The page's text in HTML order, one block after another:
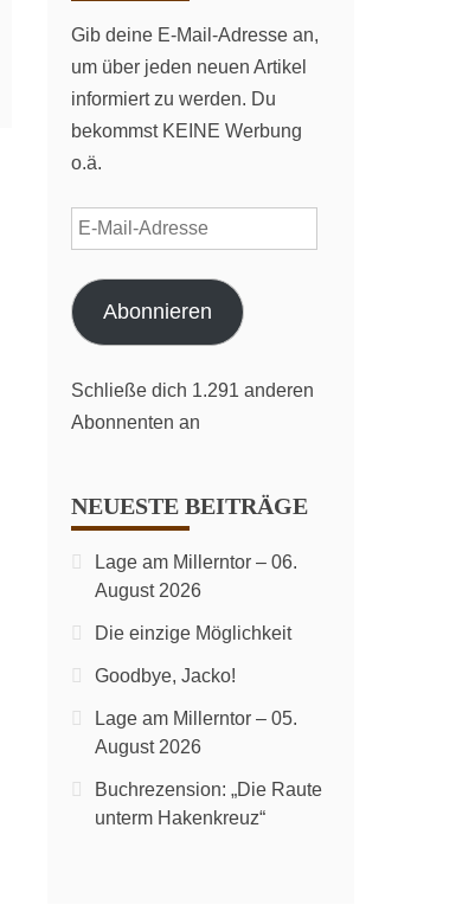
Gib deine E-Mail-Adresse an,
um über jeden neuen Artikel
informiert zu werden. Du
bekommst KEINE Werbung
o.ä.
E-
Mail-
Adresse
Abonnieren
Schließe dich 1.291 anderen
Abonnenten an
NEUESTE BEITRÄGE
Lage am Millerntor – 06.
August 2026
Die einzige Möglichkeit
Goodbye, Jacko!
Lage am Millerntor – 05.
August 2026
Buchrezension: „Die Raute
unterm Hakenkreuz“